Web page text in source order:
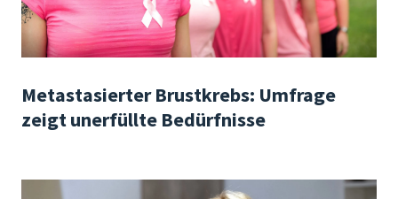
Metastasierter Brustkrebs: Umfrage
zeigt unerfüllte Bedürfnisse